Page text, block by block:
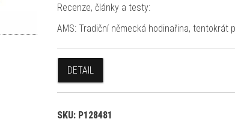
Recenze, články a testy:
AMS: Tradiční německá hodinařina, tentokrát
DETAIL
SKU: P128481